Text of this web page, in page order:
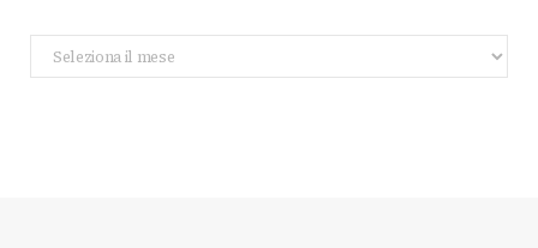
Archivio
Articoli